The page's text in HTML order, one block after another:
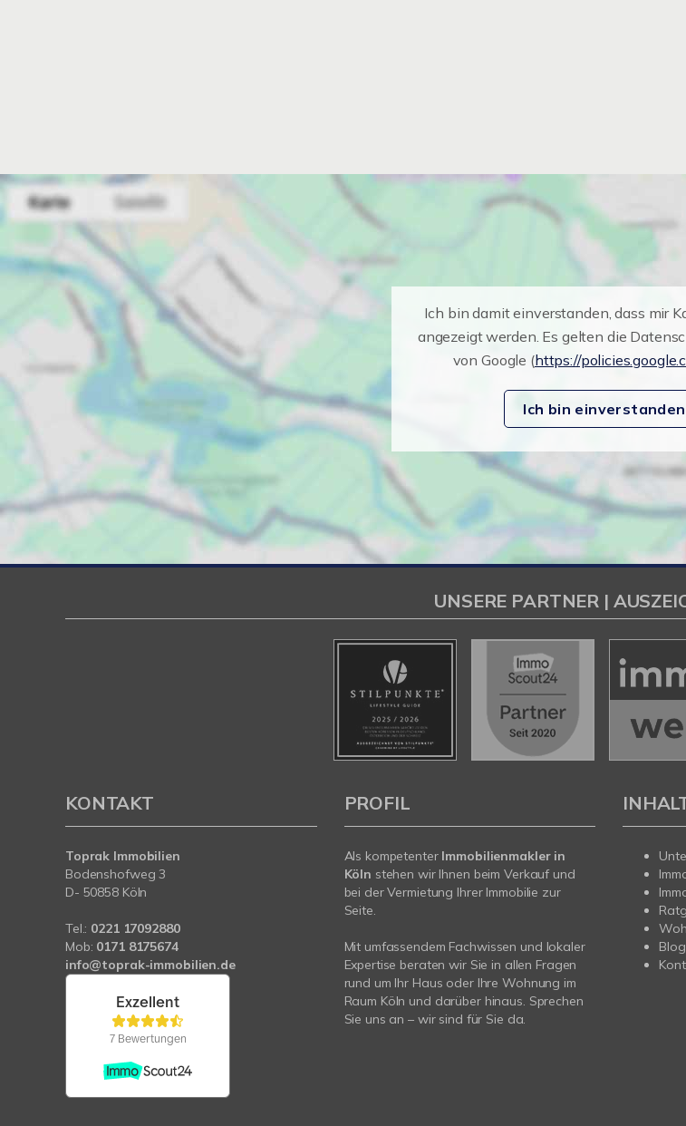
Ich bin damit einverstanden, dass mir
angezeigt werden. Es gelten die
von Google (https://
Ich bin einverstanden
UNSERE PARTNER |
KONTAKT
Toprak Immobilien
Bodenshofweg 3
D- 50858 Köln
Tel.: 0221 17092880
Mob: 0171 8175674
info@toprak-immobilien.de
PROFIL
Als kompetenter Immobilienmakler in
Köln stehen wir Ihnen beim Verkauf und
bei der Vermietung Ihrer Immobilie zur
Seite.
Mit umfassendem Fachwissen und lokaler
Expertise beraten wir Sie in allen Fragen
rund um Ihr Haus oder Ihre Wohnung im
Raum Köln und darüber hinaus. Sprechen
Sie uns an – wir sind für Sie da.
Blog